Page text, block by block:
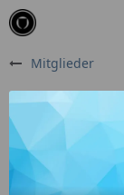
Mitglieder